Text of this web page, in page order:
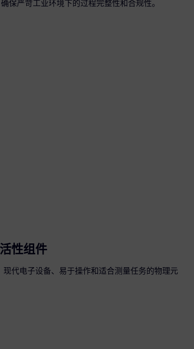
保严苛工业环境下的过程完整性和合规性。
性组件
代电子设备、易于操作和适合测量任务的物理元